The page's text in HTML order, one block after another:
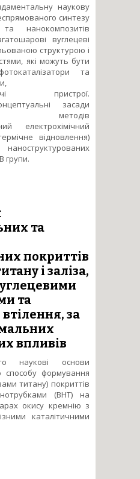
наукову
синтезу
нанокомпозитів
вуглецеві
структурою і
які можуть бути
та
пристрої.
засади
методів
електрохімічний
відновлення)
групи.
новітніх методів
(Комплексний
та
покриттів
і заліза,
та
за
впливів
наукові основи
способу формування
титану) покриттів
(ВНТ) на
окису кремнію з
каталітичними
та